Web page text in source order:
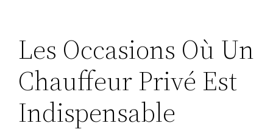
Les Occasions Où Un
Chauffeur Privé Est
Indispensable